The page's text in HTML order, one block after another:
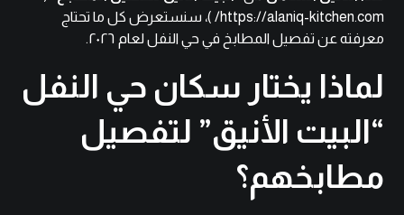
https://alaniq-kitchen.com/ )، سنستعرض كل ما تحتاج
معرفته عن تفصيل المطابخ في حي النفل لعام ٢٠٢٦.
لماذا يختار سكان حي النفل
“البيت الأنيق” لتفصيل
مطابخهم؟